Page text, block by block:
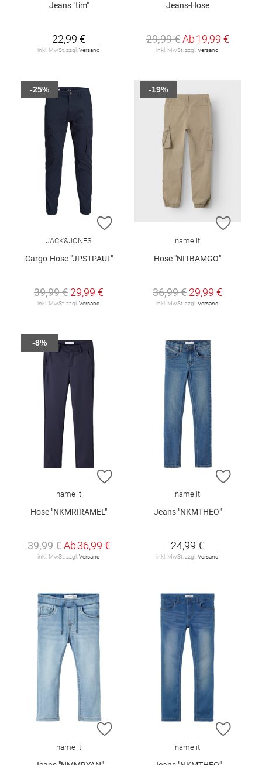
Jeans "tim"
22,99 €
inkl. MwSt. zzgl. Versand
Jeans-Hose
29,99 € Ab19,99 €
inkl. MwSt. zzgl. Versand
ZUR WUNSCHLISTE HINZUFÜGEN
JACK&JONES
Cargo-Hose "JPSTPAUL"
39,99 € 29,99 €
inkl. MwSt. zzgl. Versand
-25%
ZUR
name it
Hose "NITBAMGO"
36,99 € 29,99 €
inkl. MwSt. zzgl. Versand
-19%
ZUR WUNSCHLISTE HINZUFÜGEN
name it
Hose "NKMRIRAMEL"
39,99 € Ab36,99 €
inkl. MwSt. zzgl. Versand
-8%
ZUR
name it
Jeans "NKMTHEO"
24,99 €
inkl. MwSt. zzgl. Versand
ZUR WUNSCHLISTE HINZUFÜGEN
name it
ZUR
name it